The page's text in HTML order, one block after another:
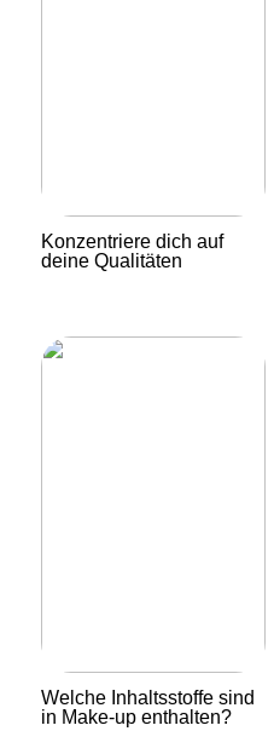
Konzentriere dich auf
deine Qualitäten
Welche Inhaltsstoffe sind
in Make-up enthalten?